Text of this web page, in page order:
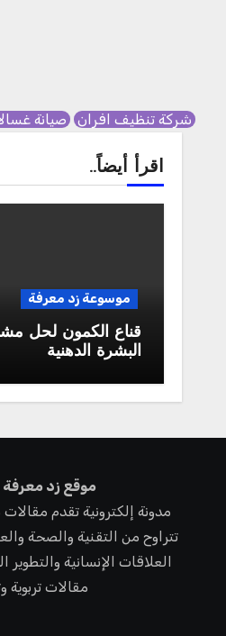
شركة تنظيف افران صيانة
اقرأ أيضاً..
موسوعة زد معرفة
قناع الكمون لحل
البشرة الدهنية
موقع زد معرفة ma3rfh.com
مدونة إلكترونية تقدم
تتراوح من التقنية والصحة
العلاقات الإنسانية
مقالات تربوية